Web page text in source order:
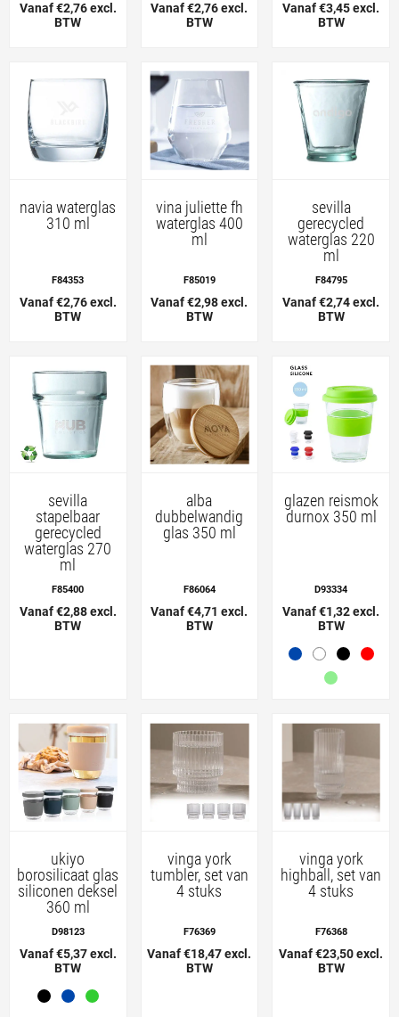
Vanaf €2,76 excl.
BTW
Vanaf €2,76 excl.
BTW
Vanaf €3,45 excl.
BTW
navia waterglas
310 ml
F84353
Vanaf €2,76 excl.
BTW
vina juliette fh
waterglas 400
ml
F85019
Vanaf €2,98 excl.
BTW
sevilla
gerecycled
waterglas 220
ml
F84795
Vanaf €2,74 excl.
BTW
sevilla
stapelbaar
gerecycled
waterglas 270
ml
F85400
Vanaf €2,88 excl.
BTW
alba
dubbelwandig
glas 350 ml
F86064
Vanaf €4,71 excl.
BTW
glazen reismok
durnox 350 ml
D93334
Vanaf €1,32 excl.
BTW
ukiyo
borosilicaat glas
siliconen deksel
360 ml
D98123
Vanaf €5,37 excl.
BTW
vinga york
tumbler, set van
4 stuks
F76369
Vanaf €18,47 excl.
BTW
vinga york
highball, set van
4 stuks
F76368
Vanaf €23,50 excl.
BTW